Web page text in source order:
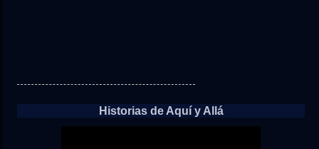
Historias de Aquí y Allá